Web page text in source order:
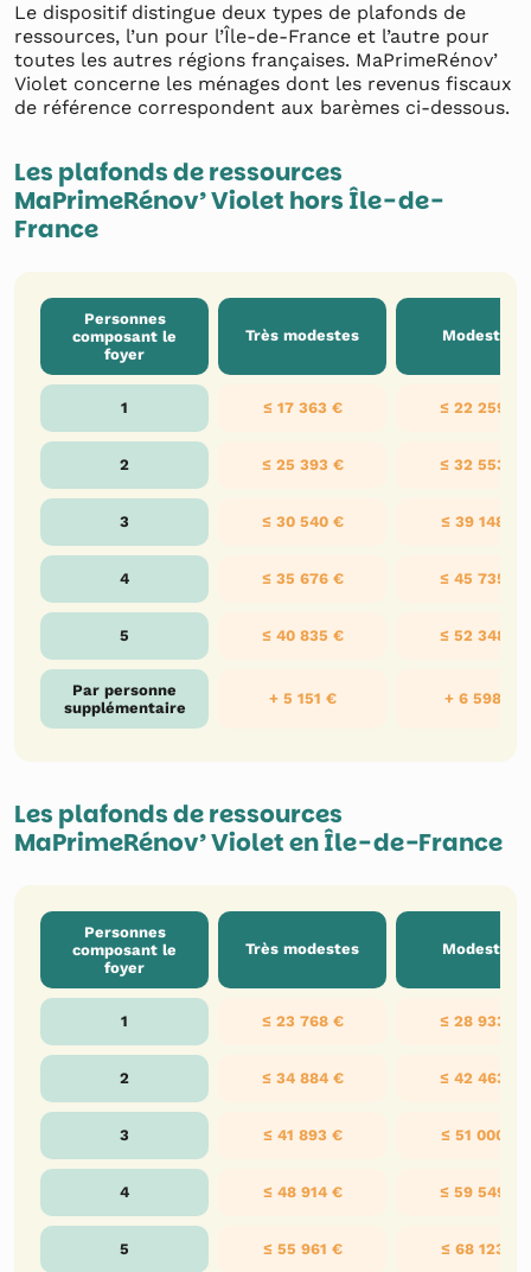
Le dispositif distingue deux types de plafonds de
ressources, l’un pour l’Île-de-France et l’autre pour
toutes les autres régions françaises. MaPrimeRénov’
Violet concerne les ménages dont les revenus fiscaux
de référence correspondent aux barèmes ci-dessous.
Les plafonds de ressources
MaPrimeRénov’ Violet hors Île-de-
France
Personnes
composant le
foyer
Très modestes Modestes
1 ≤ 17 363 € ≤ 22 259 €
2 ≤ 25 393 € ≤ 32 553 €
3 ≤ 30 540 € ≤ 39 148 €
4 ≤ 35 676 € ≤ 45 735 €
5 ≤ 40 835 € ≤ 52 348 €
Par personne
supplémentaire
+ 5 151 € + 6 598 €
Les plafonds de ressources
MaPrimeRénov’ Violet en Île-de-France
Personnes
composant le
foyer
Très modestes Modestes
1 ≤ 23 768 € ≤ 28 933 €
2 ≤ 34 884 € ≤ 42 463 €
3 ≤ 41 893 € ≤ 51 000 €
4 ≤ 48 914 € ≤ 59 549 €
5 ≤ 55 961 € ≤ 68 123 €